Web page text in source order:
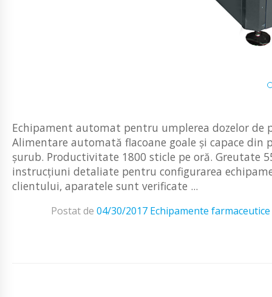
Echipament automat pentru umplerea dozelor de
Alimentare automată flacoane goale și capace din
șurub. Productivitate 1800 sticle pe oră. Greutate
instrucțiuni detaliate pentru configurarea
clientului, aparatele sunt verificate ...
Postat de 04/30/2017 Echipamente farmaceutice